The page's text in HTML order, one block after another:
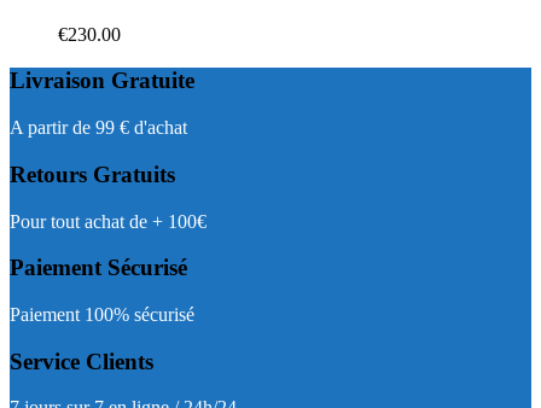
€230.00
Livraison Gratuite
A partir de 99 € d'achat
Retours Gratuits
Pour tout achat de + 100€
Paiement Sécurisé
Paiement 100% sécurisé
Service Clients